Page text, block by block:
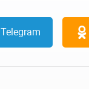
Telegram